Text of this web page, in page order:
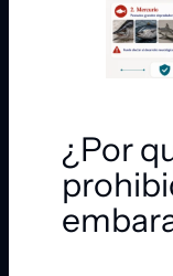
¿Por